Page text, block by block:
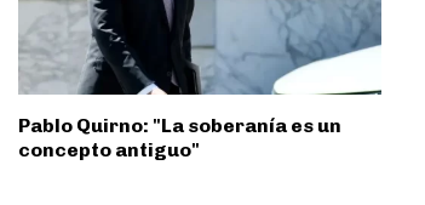
Pablo Quirno: "La soberanía es un
concepto antiguo"